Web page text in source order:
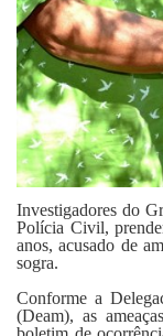
Investigadores do
Polícia Civil,
anos, acusado de
sogra.
Conforme a
(Deam), as